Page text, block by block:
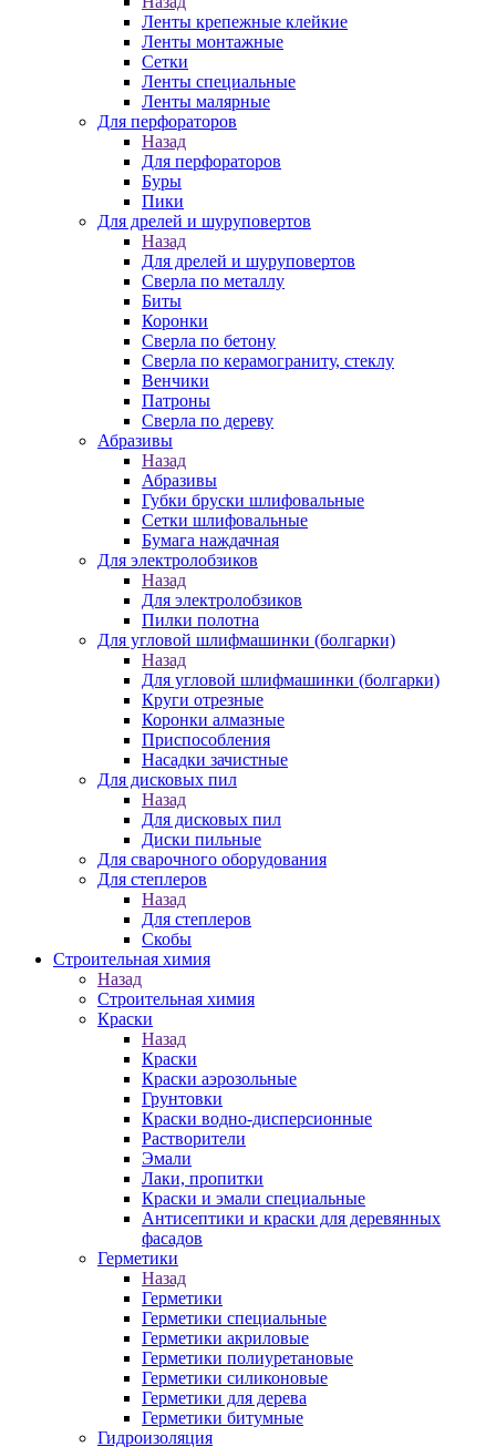
Ленты крепежные клейкие
Ленты монтажные
Сетки
Ленты специальные
Ленты малярные
Для перфораторов
Назад
Для перфораторов
Буры
Пики
Для дрелей и шуруповертов
Назад
Для дрелей и шуруповертов
Сверла по металлу
Биты
Коронки
Сверла по бетону
Сверла по керамограниту, стеклу
Венчики
Патроны
Сверла по дереву
Абразивы
Назад
Абразивы
Губки бруски шлифовальные
Сетки шлифовальные
Бумага наждачная
Для электролобзиков
Назад
Для электролобзиков
Пилки полотна
Для угловой шлифмашинки (болгарки)
Назад
Для угловой шлифмашинки (болгарки)
Круги отрезные
Коронки алмазные
Приспособления
Насадки зачистные
Для дисковых пил
Назад
Для дисковых пил
Диски пильные
Для сварочного оборудования
Для степлеров
Назад
Для степлеров
Скобы
Строительная химия
Назад
Строительная химия
Краски
Назад
Краски
Краски аэрозольные
Грунтовки
Краски водно-дисперсионные
Растворители
Эмали
Лаки, пропитки
Краски и эмали специальные
Антисептики и краски для деревянных
фасадов
Герметики
Назад
Герметики
Герметики специальные
Герметики акриловые
Герметики полиуретановые
Герметики силиконовые
Герметики для дерева
Герметики битумные
Гидроизоляция